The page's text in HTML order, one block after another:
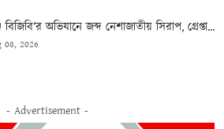
বিজিবি’র অভিযানে জব্দ নেশাজাতীয় সিরাপ, গ্রেপ্তা...
08, 2026
- Advertisement -